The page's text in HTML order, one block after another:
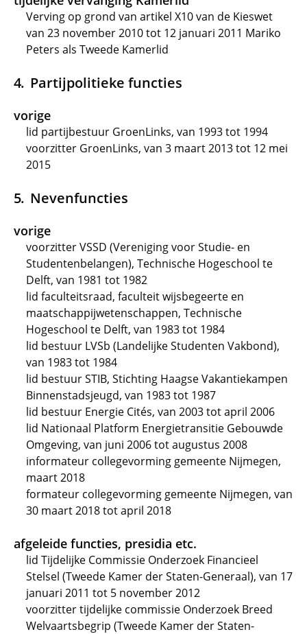
Verving op grond van artikel X10 van de Kieswet
van 23 november 2010 tot 12 januari 2011 Mariko
Peters als Tweede Kamerlid
Partijpolitieke functies
vorige
lid partijbestuur GroenLinks, van 1993 tot 1994
voorzitter GroenLinks, van 3 maart 2013 tot 12 mei
2015
Nevenfuncties
vorige
voorzitter VSSD (Vereniging voor Studie- en
Studentenbelangen), Technische Hogeschool te
Delft, van 1981 tot 1982
lid faculteitsraad, faculteit wijsbegeerte en
maatschappijwetenschappen, Technische
Hogeschool te Delft, van 1983 tot 1984
lid bestuur LVSb (Landelijke Studenten Vakbond),
van 1983 tot 1984
lid bestuur STIB, Stichting Haagse Vakantiekampen
Binnenstadsjeugd, van 1983 tot 1987
lid bestuur Energie Cités, van 2003 tot april 2006
lid Nationaal Platform Energietransitie Gebouwde
Omgeving, van juni 2006 tot augustus 2008
informateur collegevorming gemeente Nijmegen,
maart 2018
formateur collegevorming gemeente Nijmegen, van
30 maart 2018 tot april 2018
afgeleide functies, presidia etc.
lid Tijdelijke Commissie Onderzoek Financieel
Stelsel (Tweede Kamer der Staten-Generaal), van 17
januari 2011 tot 5 november 2012
voorzitter tijdelijke commissie Onderzoek Breed
Welvaartsbegrip (Tweede Kamer der Staten-